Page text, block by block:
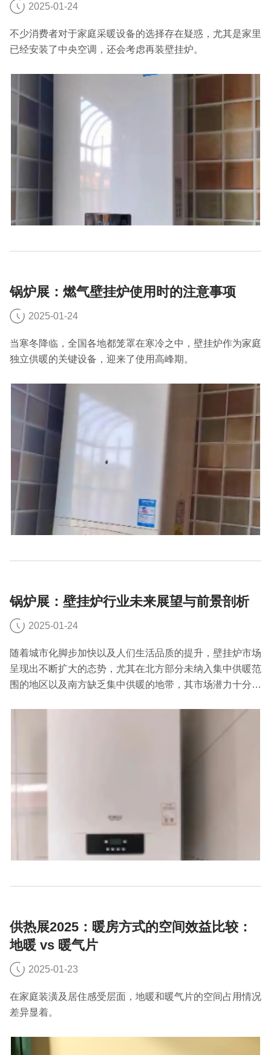
2025-01-24
不少消费者对于家庭采暖设备的选择存在疑惑，尤其是家里
已经安装了中央空调，还会考虑再装壁挂炉。
锅炉展：燃气壁挂炉使用时的注意事项
2025-01-24
当寒冬降临，全国各地都笼罩在寒冷之中，壁挂炉作为家庭
独立供暖的关键设备，迎来了使用高峰期。
锅炉展：壁挂炉行业未来展望与前景剖析
2025-01-24
随着城市化脚步加快以及人们生活品质的提升，壁挂炉市场
呈现出不断扩大的态势，尤其在北方部分未纳入集中供暖范
围的地区以及南方缺乏集中供暖的地带，其市场潜力十分可
供热展2025：暖房方式的空间效益比较：
地暖 vs 暖气片
2025-01-23
在家庭装潢及居住感受层面，地暖和暖气片的空间占用情况
差异显着。